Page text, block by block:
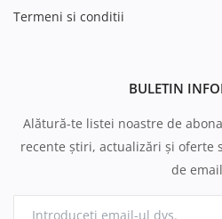
Termeni si conditii
BULETIN
Alătură-te listei noastre de
recente știri, actualizări și oferte
de